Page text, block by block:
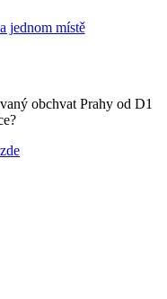
jednom místě
obchvat Prahy od D1